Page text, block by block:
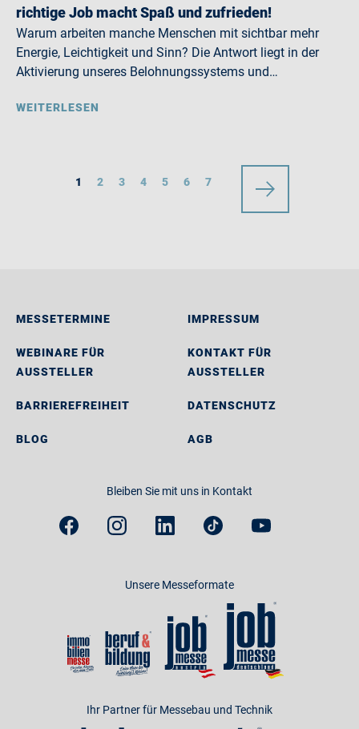
richtige Job macht Spaß und zufrieden!
Warum arbeiten manche Menschen mit sichtbar mehr
Energie, Leichtigkeit und Sinn? Die Antwort liegt in der
Aktivierung unseres Belohnungssystems und…
WEITERLESEN
1 2 3 4 5 6 7
MESSETERMINE
WEBINARE FÜR
AUSSTELLER
BARRIEREFREIHEIT
BLOG
IMPRESSUM
KONTAKT FÜR
AUSSTELLER
DATENSCHUTZ
AGB
Bleiben Sie mit uns in Kontakt
Unsere Messeformate
Ihr Partner für Messebau und Technik